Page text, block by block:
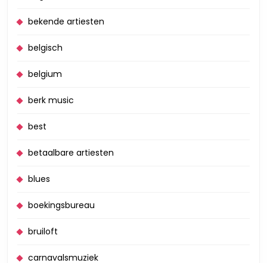
bekende artiesten
belgisch
belgium
berk music
best
betaalbare artiesten
blues
boekingsbureau
bruiloft
carnavalsmuziek